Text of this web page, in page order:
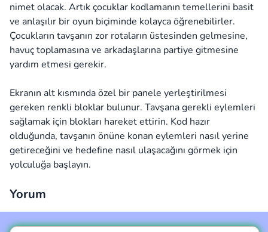
nimet olacak. Artık çocuklar kodlamanın temellerini basit
ve anlaşılır bir oyun biçiminde kolayca öğrenebilirler.
Çocukların tavşanın zor rotaların üstesinden gelmesine,
havuç toplamasına ve arkadaşlarına partiye gitmesine
yardım etmesi gerekir.
Ekranın alt kısmında özel bir panele yerleştirilmesi
gereken renkli bloklar bulunur. Tavşana gerekli eylemleri
sağlamak için blokları hareket ettirin. Kod hazır
olduğunda, tavşanın önüne konan eylemleri nasıl yerine
getireceğini ve hedefine nasıl ulaşacağını görmek için
yolculuğa başlayın.
Yorum